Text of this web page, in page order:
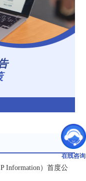
在线咨询
Information）首度公